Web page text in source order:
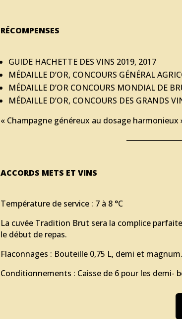
RÉCOMPENSES
GUIDE HACHETTE DES VINS 2019, 2017
MÉDAILLE D’OR, CONCOURS GÉNÉRAL
MÉDAILLE D’OR CONCOURS MONDIAL DE
MÉDAILLE D’OR, CONCOURS DES GRANDS
​« Champagne généreux au dosage harmonieux
ACCORDS METS ET VINS
Température de service : 7 à 8 °C
La cuvée Tradition Brut sera la complice
le début de repas.
​Flaconnages : Bouteille 0,75 L, demi et magnum.
Conditionnements : Caisse de 6 pour les demi-